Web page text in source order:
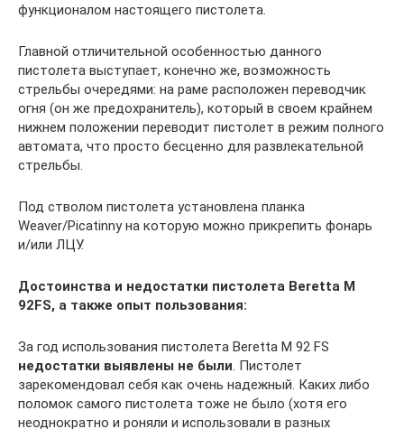
функционалом настоящего пистолета.
Главной отличительной особенностью данного
пистолета выступает, конечно же, возможность
стрельбы очередями: на раме расположен переводчик
огня (он же предохранитель), который в своем крайнем
нижнем положении переводит пистолет в режим полного
автомата, что просто бесценно для развлекательной
стрельбы.
Под стволом пистолета установлена планка
Weaver/Picatinny на которую можно прикрепить фонарь
и/или ЛЦУ.
Достоинства и недостатки пистолета Beretta M
92FS, а также опыт пользования:
За год использования пистолета Beretta M 92 FS
недостатки выявлены не были. Пистолет
зарекомендовал себя как очень надежный. Каких либо
поломок самого пистолета тоже не было (хотя его
неоднократно и роняли и использовали в разных